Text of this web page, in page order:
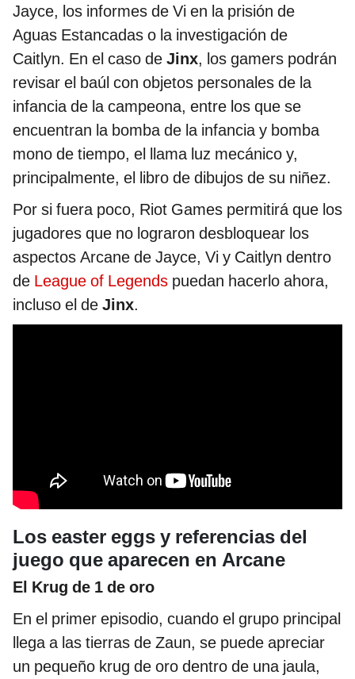
Jayce, los informes de Vi en la prisión de
Aguas Estancadas o la investigación de
Caitlyn. En el caso de Jinx, los gamers podrán
revisar el baúl con objetos personales de la
infancia de la campeona, entre los que se
encuentran la bomba de la infancia y bomba
mono de tiempo, el llama luz mecánico y,
principalmente, el libro de dibujos de su niñez.
Por si fuera poco, Riot Games permitirá que los
jugadores que no lograron desbloquear los
aspectos Arcane de Jayce, Vi y Caitlyn dentro
de League of Legends puedan hacerlo ahora,
incluso el de Jinx.
Los easter eggs y referencias del
juego que aparecen en Arcane
El Krug de 1 de oro
En el primer episodio, cuando el grupo principal
llega a las tierras de Zaun, se puede apreciar
un pequeño krug de oro dentro de una jaula,